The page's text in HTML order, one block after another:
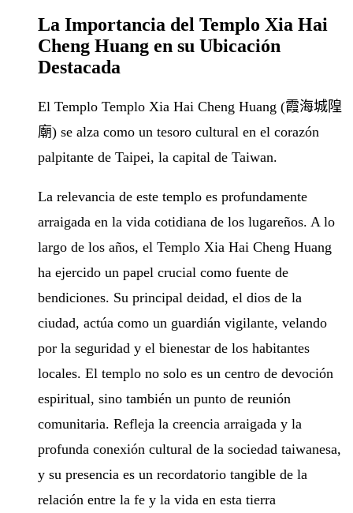
La Importancia del Templo Xia Hai
Cheng Huang en su Ubicación
Destacada
El Templo Templo Xia Hai Cheng Huang (霞海城隍
廟) se alza como un tesoro cultural en el corazón
palpitante de Taipei, la capital de Taiwan.
La relevancia de este templo es profundamente
arraigada en la vida cotidiana de los lugareños. A lo
largo de los años, el Templo Xia Hai Cheng Huang
ha ejercido un papel crucial como fuente de
bendiciones. Su principal deidad, el dios de la
ciudad, actúa como un guardián vigilante, velando
por la seguridad y el bienestar de los habitantes
locales. El templo no solo es un centro de devoción
espiritual, sino también un punto de reunión
comunitaria. Refleja la creencia arraigada y la
profunda conexión cultural de la sociedad taiwanesa,
y su presencia es un recordatorio tangible de la
relación entre la fe y la vida en esta tierra